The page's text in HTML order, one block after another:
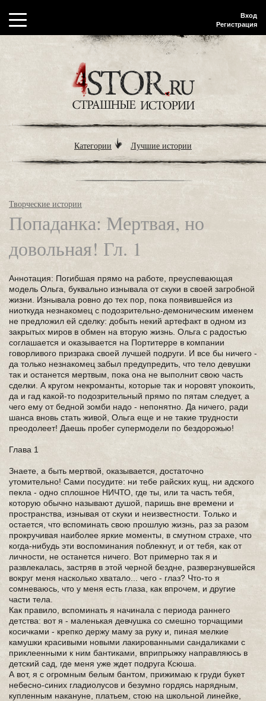
Вход
Регистрация
Категории Лучшие истории
Творческие истории
Попаданка: Мертвая, но
довольная! Гл. 1
Аннотация: Погибшая прямо на работе, преуспевающая
модель Ольга, буквально изнывала от скуки в своей загробной
жизни. Изнывала ровно до тех пор, пока появившейся из
ниоткуда незнакомец с подозрительно-демоническим именем
не предложил ей сделку: добыть некий артефакт в одном из
закрытых миров в обмен на вторую жизнь. Ольга с радостью
соглашается и оказывается на Портитерре в компании
говорливого призрака своей лучшей подруги. И все бы ничего -
да только незнакомец забыл предупредить, что тело девушки
так и останется мертвым, пока она не выполнит свою часть
сделки. А кругом некроманты, которые так и норовят упокоить,
да и гад какой-то подозрительный прямо по пятам следует, а
чего ему от бедной зомби надо - непонятно. Да ничего, ради
шанса вновь стать живой, Ольга еще и не такие трудности
преодолеет! Даешь пробег супермодели по бездорожью!
Глава 1
Знаете, а быть мертвой, оказывается, достаточно
утомительно! Сами посудите: ни тебе райских кущ, ни адского
пекла - одно сплошное НИЧТО, где ты, или та часть тебя,
которую обычно называют душой, паришь вне времени и
пространства, изнывая от скуки и неизвестности. Только и
остается, что вспоминать свою прошлую жизнь, раз за разом
прокручивая наиболее яркие моменты, в смутном страхе, что
когда-нибудь эти воспоминания поблекнут, и от тебя, как от
личности, не останется ничего. Вот примерно так я и
развлекалась, застряв в этой черной бездне, разверзнувшейся
вокруг меня насколько хватало... чего - глаз? Что-то я
сомневаюсь, что у меня есть глаза, как впрочем, и другие
части тела.
Как правило, вспоминать я начинала с периода раннего
детства: вот я - маленькая девчушка со смешно торчащими
косичками - крепко держу маму за руку и, пиная мелкие
камушки красивыми новыми лакированными сандаликами с
приклеенными к ним бантиками, вприпрыжку направляюсь в
детский сад, где меня уже ждет подруга Ксюша.
А вот, я с огромным белым бантом, прижимаю к груди букет
небесно-синих гладиолусов и безумно гордясь нарядным,
купленным накануне, платьем, стою на школьной линейке,